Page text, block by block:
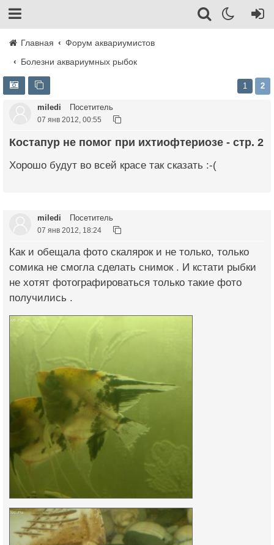
Главная
Форум аквариумистов
Болезни аквариумных рыбок
1 2
miledi Посетитель
07 янв 2012, 00:55
Костапур не помог при ихтиофтериозе - стр. 2
Хорошо будут во всей красе так сказать :-(
miledi Посетитель
07 янв 2012, 18:24
Как и обещала фото скалярок и не только, только
сомика не смогла сделать снимок . И кстати рыбки
не хотят фотографироваться только такие фото
получились .